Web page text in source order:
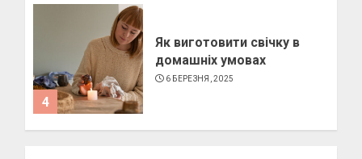
4
Як виготовити свічку в
домашніх умовах
6 БЕРЕЗНЯ, 2025